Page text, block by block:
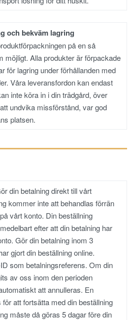
och bekväm lagring
på en så
möjligt. Alla produkter är förpackade
för lagring under förhållanden med
Våra leveransfordon kan endast
inte köra in i din trädgård, över
undvika missförstånd, var god
platsen.
din betalning direkt till vårt
kommer inte att behandlas förrän
vårt konto. Din beställning
efter att din betalning har
Gör din betalning inom 3
gjort din beställning online.
som betalningsreferens. Om din
av oss inom den perioden
att annulleras. En
att fortsätta med din beställning
måste då göras 5 dagar före din